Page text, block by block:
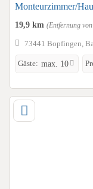
Monteurzimmer/
19,9 km (Entfernung
73441 Bopfingen,
Gäste: max. 10